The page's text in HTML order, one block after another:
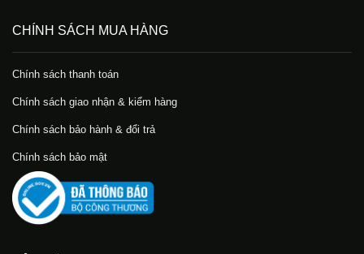
CHÍNH SÁCH MUA HÀNG
Chính sách thanh toán
Chính sách giao nhận & kiểm hàng
Chính sách bảo hành & đổi trả
Chính sách bảo mật